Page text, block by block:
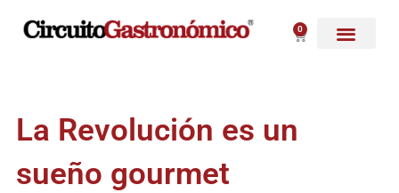
0
Carrito
La Revolución es un
sueño gourmet